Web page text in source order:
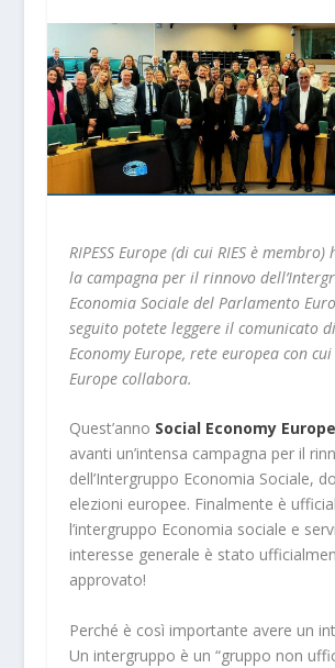
RIPESS Europe (di cui RIES è
la campagna per il rinnovo
Economia Sociale del Parlamento
seguito potete leggere il comunicato
Economy Europe, rete europea con cui
Europe collabora.
Quest’anno Social Economy Europe
avanti un’intensa campagna per il
dell’Intergruppo Economia Sociale,
elezioni europee. Finalmente è
l’intergruppo Economia sociale e
interesse generale è stato
approvato!
Perché è così importante avere un
Un intergruppo è un “gruppo non